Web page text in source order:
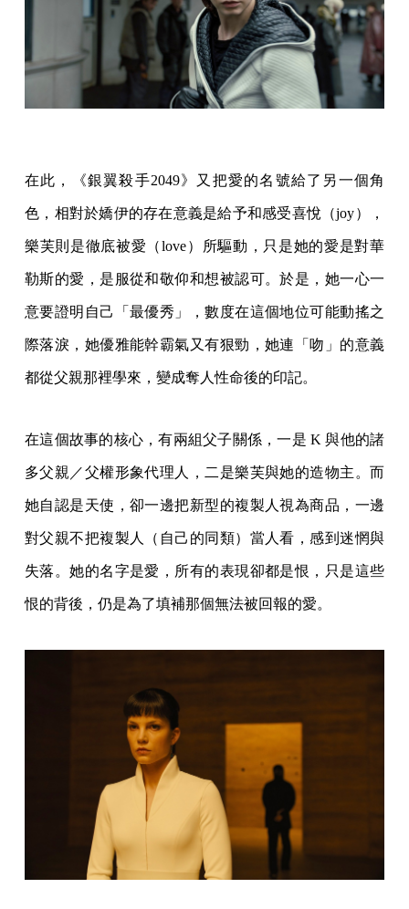
在此，《銀翼殺手2049》又把愛的名號給了另一個角
色，相對於嬌伊的存在意義是給予和感受喜悅（joy），
樂芙則是徹底被愛（love）所驅動，只是她的愛是對華
勒斯的愛，是服從和敬仰和想被認可。於是，她一心一
意要證明自己「最優秀」，數度在這個地位可能動搖之
際落淚，她優雅能幹霸氣又有狠勁，她連「吻」的意義
都從父親那裡學來，變成奪人性命後的印記。
在這個故事的核心，有兩組父子關係，一是 K 與他的諸
多父親／父權形象代理人，二是樂芙與她的造物主。而
她自認是天使，卻一邊把新型的複製人視為商品，一邊
對父親不把複製人（自己的同類）當人看，感到迷惘與
失落。她的名字是愛，所有的表現卻都是恨，只是這些
恨的背後，仍是為了填補那個無法被回報的愛。